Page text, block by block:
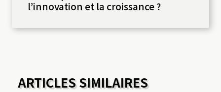
l’innovation et la croissance ?
ARTICLES SIMILAIRES